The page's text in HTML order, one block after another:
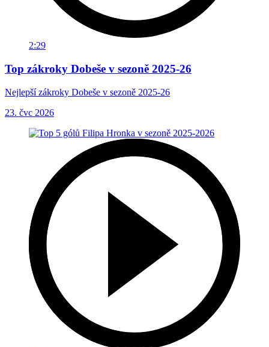
2:29
Top zákroky Dobeše v sezoně 2025-26
Nejlepší zákroky Dobeše v sezoně 2025-26
23. čvc 2026